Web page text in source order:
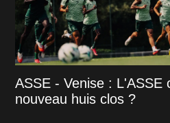
ASSE - Venise : L'ASSE
nouveau huis clos ?